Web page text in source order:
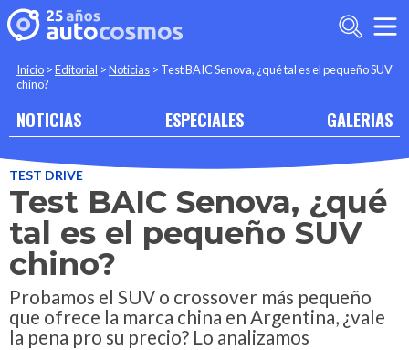
Inicio >Editorial >Noticias > Test BAIC Senova, ¿qué tal es el pequeño SUV
chino?
NOTICIAS ESPECIALES GALERIAS
TEST DRIVE
Test BAIC Senova, ¿qué
tal es el pequeño SUV
chino?
Probamos el SUV o crossover más pequeño
que ofrece la marca china en Argentina, ¿vale
la pena pro su precio? Lo analizamos